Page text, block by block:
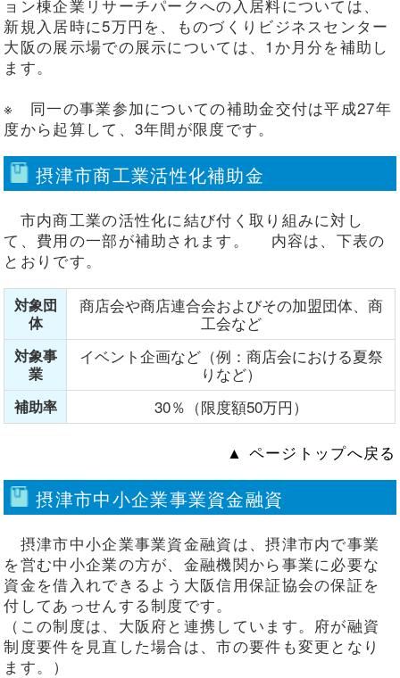
ョン棟企業リサーチパークへの入居料については、
新規入居時に5万円を、ものづくりビジネスセンター
大阪の展示場での展示については、1か月分を補助し
ます。
※ 同一の事業参加についての補助金交付は平成27年
度から起算して、3年間が限度です。
摂津市商工業活性化補助金
市内商工業の活性化に結び付く取り組みに対し
て、費用の一部が補助されます。 内容は、下表の
とおりです。
対象団
体
商店会や商店連合会およびその加盟団体、商
工会など
対象事
業
イベント企画など（例：商店会における夏祭
りなど）
補助率 30％（限度額50万円）
▲ ページトップへ戻る
摂津市中小企業事業資金融資
摂津市中小企業事業資金融資は、摂津市内で事業
を営む中小企業の方が、金融機関から事業に必要な
資金を借入れできるよう大阪信用保証協会の保証を
付してあっせんする制度です。
（この制度は、大阪府と連携しています。府が融資
制度要件を見直した場合は、市の要件も変更となり
ます。）